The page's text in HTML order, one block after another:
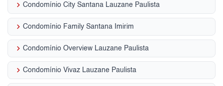
keyboard_arrow_right Condomínio City Santana Lauzane Paulista
keyboard_arrow_right Condomínio Family Santana Imirim
keyboard_arrow_right Condomínio Overview Lauzane Paulista
keyboard_arrow_right Condomínio Vivaz Lauzane Paulista